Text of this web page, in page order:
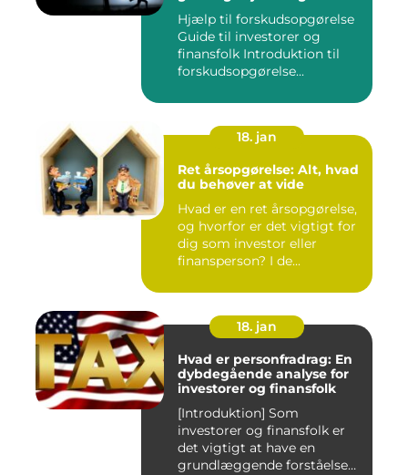
Hjælp til forskudsopgørelse
Guide til investorer og
finansfolk Introduktion til
forskudsopgørelse...
18. jan
Ret årsopgørelse: Alt, hvad
du behøver at vide
Hvad er en ret årsopgørelse,
og hvorfor er det vigtigt for
dig som investor eller
finansperson? I de...
18. jan
Hvad er personfradrag: En
dybdegående analyse for
investorer og finansfolk
[Introduktion] Som
investorer og finansfolk er
det vigtigt at have en
grundlæggende forståelse